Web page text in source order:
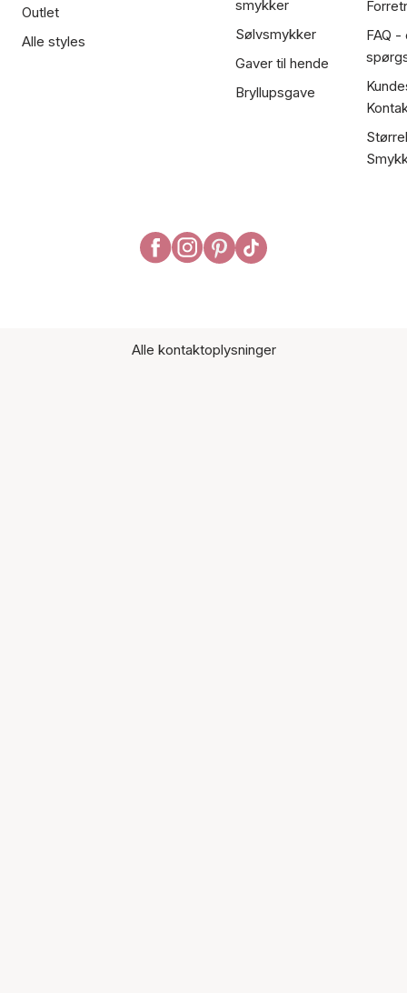
Outlet
Alle styles
smykker
Sølvsmykker
Gaver til hende
Bryllupsgave
FAQ
Alle kontaktoplysninger